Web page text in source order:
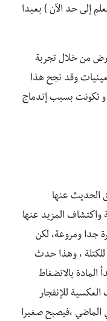
إلى حد الآن ) بعيدا
من خلال تجربة
وقد نجح هذا
تكونت بسبب إندماج
الحديث عنها
واكتشاف المزيد عنها
جدا ومروعة، لكن
، وهذا حدث
المادة بالانضغاط
للإنفجار
الماضي ،فيصبح صغيرا